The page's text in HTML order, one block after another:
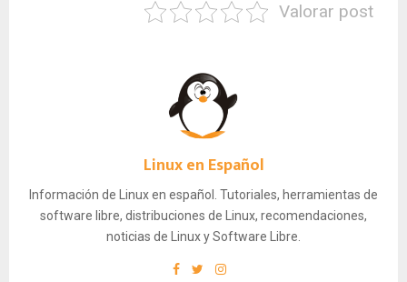
Valorar post
Linux en Español
Información de Linux en español. Tutoriales, herramientas de
software libre, distribuciones de Linux, recomendaciones,
noticias de Linux y Software Libre.